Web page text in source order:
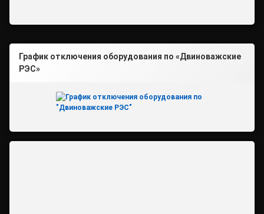
График отключения оборудования по «Двиноважские
РЭС»